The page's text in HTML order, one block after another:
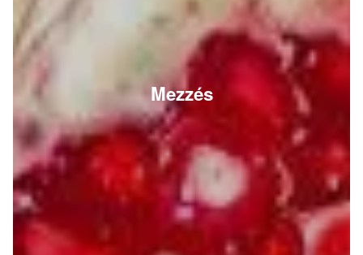
Mezzés